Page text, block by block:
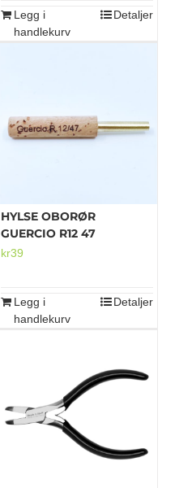
Legg i
handlekurv
Detaljer
HYLSE OBORØR
GUERCIO R12 47
kr39
Legg i
handlekurv
Detaljer